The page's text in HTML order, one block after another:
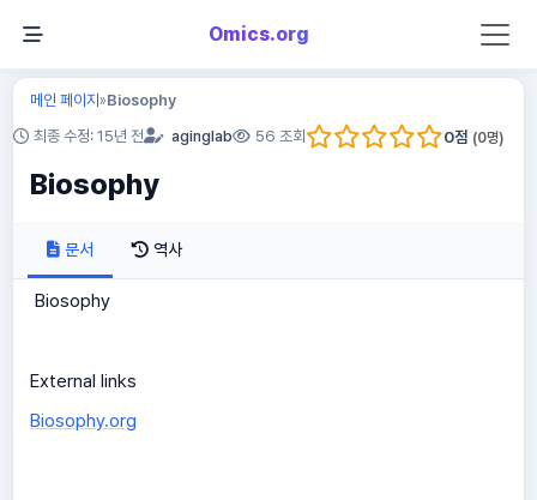
Omics.org
메인 페이지»Biosophy
최종 수정: 15년 전 aginglab 56 조회 0점 (0명)
Biosophy
문서 역사
Biosophy
External links
Biosophy.org